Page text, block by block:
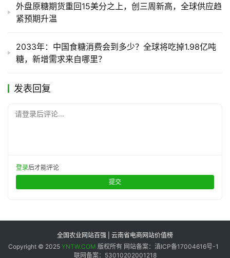
外盘原糖期货重回15美分之上，创三周新高，全球供应趋
紧预期升温
2033年：中国食糖消费会到多少？全球将吃掉1.98亿吨
糖，新增需求来自哪里？
发表回复
请登录后评论...
登录后才能评论
提交
全国农业网站百强 | 云南省电商网站价值榜
Copyright © 2025 YNTW.COM 版权所有 网站备案：滇ICP备17004616号-1
联网备案：53010202001218